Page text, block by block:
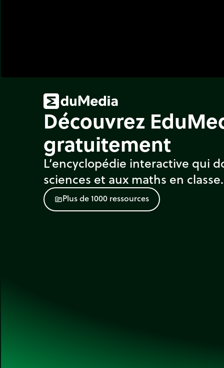
Découvrez
gratuitement
L’encyclopédie interactive qui
sciences et aux maths en classe.
sourcePlusde1000 ressources